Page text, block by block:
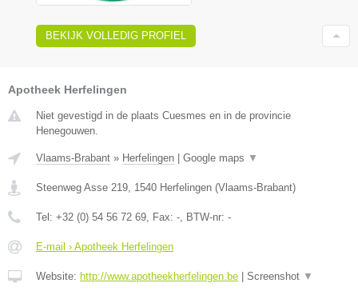
BEKIJK VOLLEDIG PROFIEL
Apotheek Herfelingen
Niet gevestigd in de plaats Cuesmes en in de provincie
Henegouwen.
Vlaams-Brabant » Herfelingen Google maps ▼
Steenweg Asse 219 1540 Herfelingen (Vlaams-Brabant)
Tel: +32 (0) 54 56 72 69 , Fax: - , BTW-nr: -
E-mail › Apotheek Herfelingen
Website: http://www.apotheekherfelingen.be Screenshot ▼